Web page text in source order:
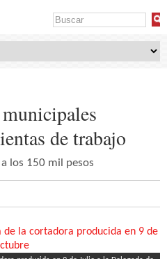
de trabajo
los 150 mil pesos